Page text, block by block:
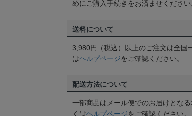
めにご購入手続きをお済ませください
送料について
3,980円（税込）以上のご注文は全国
はヘルプページをご確認ください。
配送方法について
一部商品はメール便でのお届けとな
くはヘルプページをご確認ください。